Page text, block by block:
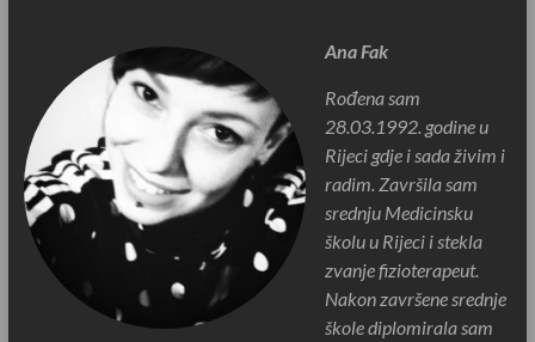
Ana Fak
Rođena sam
28.03.1992. godine u
Rijeci gdje i sada živim i
radim. Završila sam
srednju Medicinsku
školu u Rijeci i stekla
zvanje fizioterapeut.
Nakon završene srednje
škole diplomirala sam